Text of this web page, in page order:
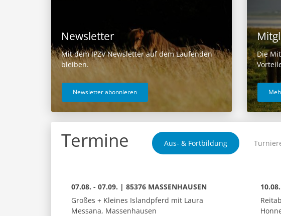
Newsletter
Mit dem IPZV Newsletter auf dem Laufenden
bleiben.
Newsletter abonnieren
Die
Termine Aus- & Fortbildung
07.08. - 07.09. | 85376 MASSENHAUSEN
Großes + Kleines Islandpferd mit Laura
Messana, Massenhausen